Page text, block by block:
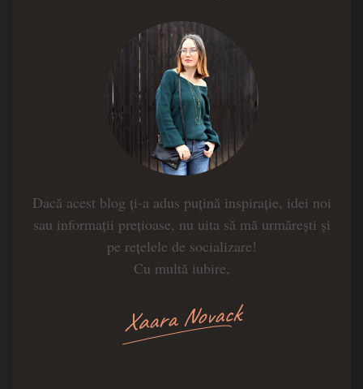
Dacă acest blog ți-a adus puțină inspirație, idei noi
sau informații prețioase, nu uita să mă urmărești și
pe rețelele de socializare!
Cu multă iubire,
Xaara Novack